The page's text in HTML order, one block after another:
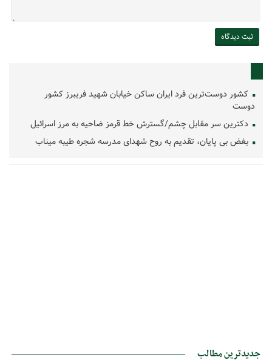
کشور دوست‌ترین فرد ایران ساکن خیابان شهید فریبرز کشور
دوست
دکترین سر مقابل چشم/گسترش خط قرمز ضاحیه به مرز اسرائیل
بغض بی پایان، تقدیم به روح شهدای مدرسه شجره طیبه میناب
جدیدترین مطالب